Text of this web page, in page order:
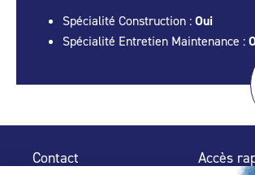
Spécialité Construction : Oui
Spécialité Entretien Maintenance :
Contact Accès